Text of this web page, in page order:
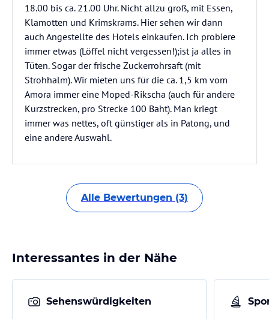
18.00 bis ca. 21.00 Uhr. Nicht allzu groß, mit Essen,
Klamotten und Krimskrams. Hier sehen wir dann
auch Angestellte des Hotels einkaufen. Ich probiere
immer etwas (Löffel nicht vergessen!);ist ja alles in
Tüten. Sogar der frische Zuckerrohrsaft (mit
Strohhalm). Wir mieten uns für die ca. 1,5 km vom
Amora immer eine Moped-Rikscha (auch für andere
Kurzstrecken, pro Strecke 100 Baht). Man kriegt
immer was nettes, oft günstiger als in Patong, und
eine andere Auswahl.
Alle Bewertungen (3)
Interessantes in der Nähe
Sehenswürdigkeiten